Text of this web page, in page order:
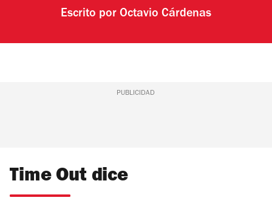
Escrito por Octavio Cárdenas
PUBLICIDAD
Time Out dice